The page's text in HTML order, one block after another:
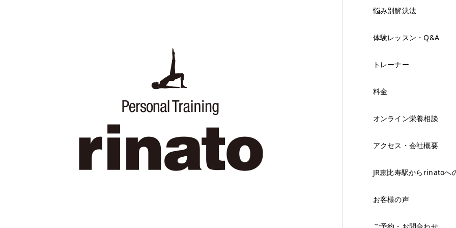
悩み別解決法
体験レッスン・Q&A
トレーナー
料金
オンライン栄養相談
アクセス・会社概要
JR恵比寿駅からrinatoへ
お客様の声